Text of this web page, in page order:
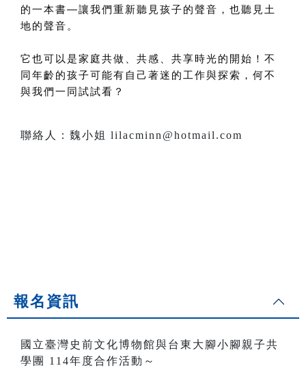
的一本書—讓我們重新聽見孩子的聲音，也聽見土
地的聲音。
它也可以是家庭共做、共感、共享時光的開始！不
同年齡的孩子可能有自己著迷的工作與探索，何不
與我們一同試試看？
聯絡人：魏小姐 lilacminn@hotmail.com
報名資訊
國立臺灣史前文化博物館與台東大腳小腳親子共
學團 114年度合作活動～